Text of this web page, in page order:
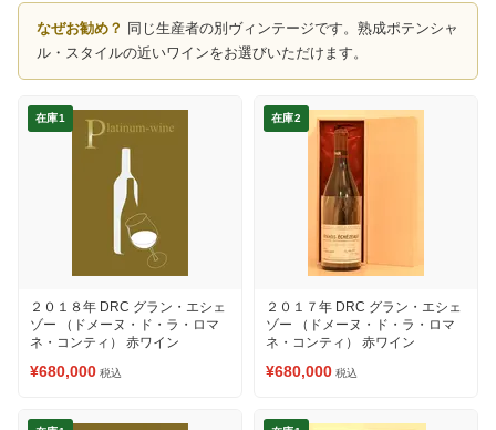
なぜお勧め？ 同じ生産者の別ヴィンテージです。熟成ポテンシャ
ル・スタイルの近いワインをお選びいただけます。
在庫1
２０１８年 DRC グラン・エシェ
ゾー （ドメーヌ・ド・ラ・ロマ
ネ・コンティ） 赤ワイン
¥680,000 税込
在庫2
２０１７年 DRC グラン・エシェ
ゾー （ドメーヌ・ド・ラ・ロマ
ネ・コンティ） 赤ワイン
¥680,000 税込